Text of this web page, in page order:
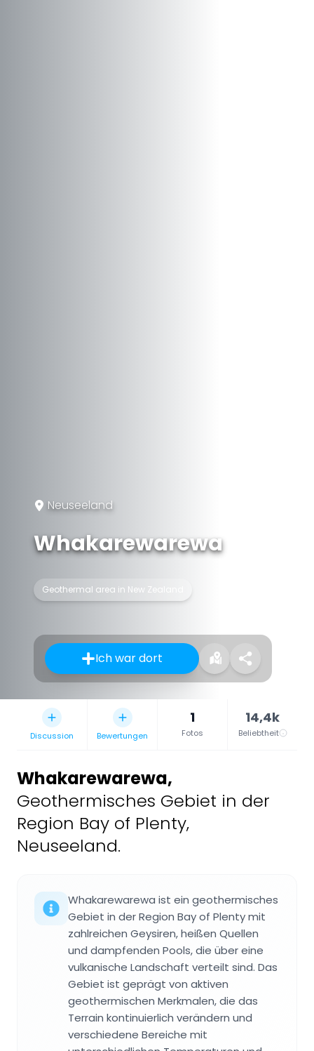
Neuseeland
Whakarewarewa
Geothermal area in New Zealand
Ich war dort
Discussion Bewertungen
1
Fotos
14,4k
Beliebtheit
Whakarewarewa,
Geothermisches Gebiet in der
Region Bay of Plenty,
Neuseeland.
Whakarewarewa ist ein geothermisches
Gebiet in der Region Bay of Plenty mit
zahlreichen Geysiren, heißen Quellen
und dampfenden Pools, die über eine
vulkanische Landschaft verteilt sind. Das
Gebiet ist geprägt von aktiven
geothermischen Merkmalen, die das
Terrain kontinuierlich verändern und
verschiedene Bereiche mit